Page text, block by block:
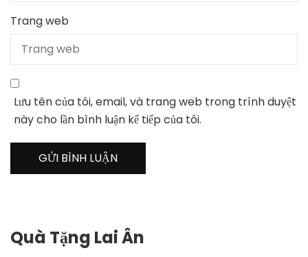
Trang web
Lưu tên của tôi, email, và trang web trong trình duyệt
này cho lần bình luận kế tiếp của tôi.
Quà Tặng Lai Ân